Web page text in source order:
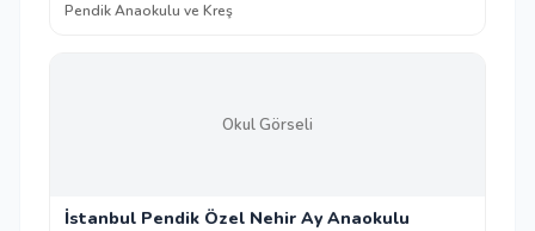
Pendik Anaokulu ve Kreş
Okul Görseli
İstanbul Pendik Özel Nehir Ay Anaokulu